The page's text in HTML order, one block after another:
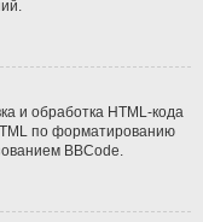
и обработка HTML-кода
по форматированию
BBCode.